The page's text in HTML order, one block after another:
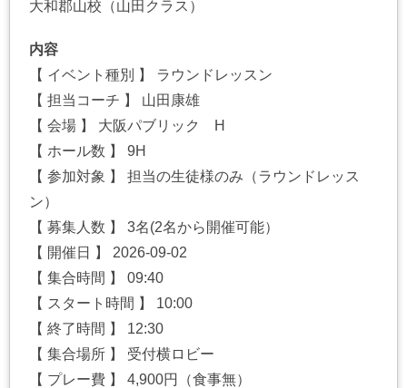
大和郡山校（山田クラス）
内容
【 イベント種別 】 ラウンドレッスン
【 担当コーチ 】 山田康雄
【 会場 】 大阪パブリック H
【 ホール数 】 9H
【 参加対象 】 担当の生徒様のみ（ラウンドレッス
ン）
【 募集人数 】 3名(2名から開催可能）
【 開催日 】 2026-09-02
【 集合時間 】 09:40
【 スタート時間 】 10:00
【 終了時間 】 12:30
【 集合場所 】 受付横ロビー
【 プレー費 】 4,900円（食事無）